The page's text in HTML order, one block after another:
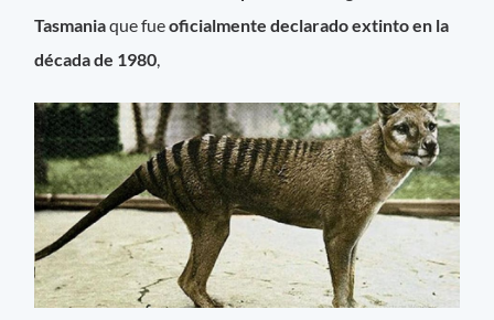
Tasmaniaque fueoficialmente declarado extinto en la
década de 1980,